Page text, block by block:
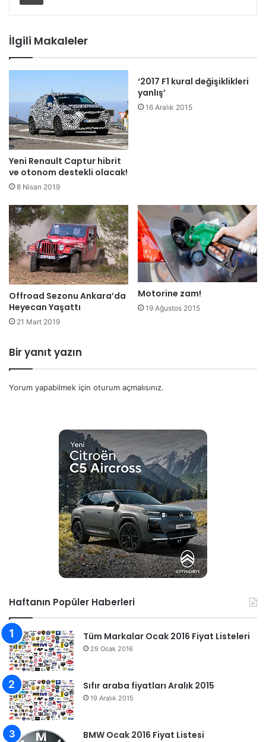
İlgili Makaleler
Yeni Renault Captur hibrit
ve otonom destekli olacak!
8 Nisan 2019
‘2017 F1 kural değişiklikleri
yanlış’
16 Aralık 2015
Offroad Sezonu Ankara’da
Heyecan Yaşattı
21 Mart 2019
Motorine zam!
19 Ağustos 2015
Bir yanıt yazın
Yorum yapabilmek için oturum açmalısınız.
Haftanın Popüler Haberleri
Tüm Markalar Ocak 2016 Fiyat Listeleri
29 Ocak 2016
Sıfır araba fiyatları Aralık 2015
19 Aralık 2015
BMW Ocak 2016 Fiyat Listesi